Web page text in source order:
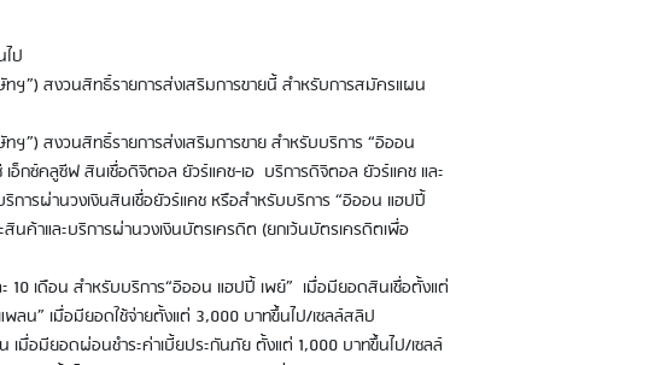
ป
”) สงวนสิทธิ์รายการส่งเสริมการขายนี้ สำหรับการสมัครแผน
”) สงวนสิทธิ์รายการส่งเสริมการขาย สำหรับบริการ “อิออน
กซ์คลูซีฟ สินเชื่อดิจิตอล ยัวร์แคช-เอ บริการดิจิตอล ยัวร์แคช และ
ารผ่านวงเงินสินเชื่อยัวร์แคช หรือสำหรับบริการ “อิออน แฮปปี้
ค้าและบริการผ่านวงเงินบัตรเครดิต (ยกเว้นบัตรเครดิตเพื่อ
เดือน สำหรับบริการ“อิออน แฮปปี้ เพย์” เมื่อมียอดสินเชื่อตั้งแต่
ลน” เมื่อมียอดใช้จ่ายตั้งแต่ 3,000 บาทขึ้นไป/เซลล์สลิป
มื่อมียอดผ่อนชำระค่าเบี้ยประกันภัย ตั้งแต่ 1,000 บาทขึ้นไป/เซลล์